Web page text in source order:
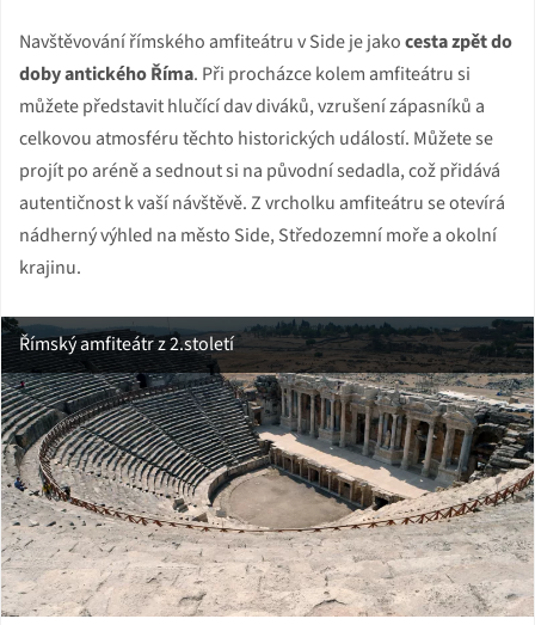
Navštěvování římského amfiteátru v Side je jakocesta zpět do
doby antického Říma. Při procházce kolem amfiteátru si
můžete představit hlučící dav diváků, vzrušení zápasníků a
celkovou atmosféru těchto historických událostí. Můžete se
projít po aréně a sednout si na původní sedadla, což přidává
autentičnost k vaší návštěvě. Z vrcholku amfiteátru se otevírá
nádherný výhled na město Side, Středozemní moře a okolní
krajinu.
Římský amfiteátr z 2.století